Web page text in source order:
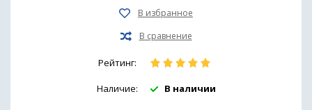
Рейтинг:
Наличие: В наличии